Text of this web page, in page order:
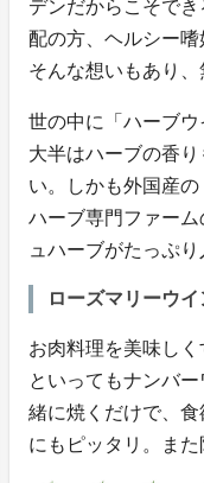
デンだからこそで
配の方、ヘルシー嗜
そんな想いもあり、
世の中に「ハーブ
大半はハーブの香
い。しかも外国産の
ハーブ専門ファー
ュハーブがたっぷ
ローズマリーウ
お肉料理を美味し
といってもナンバ
緒に焼くだけで、
にもピッタリ。また